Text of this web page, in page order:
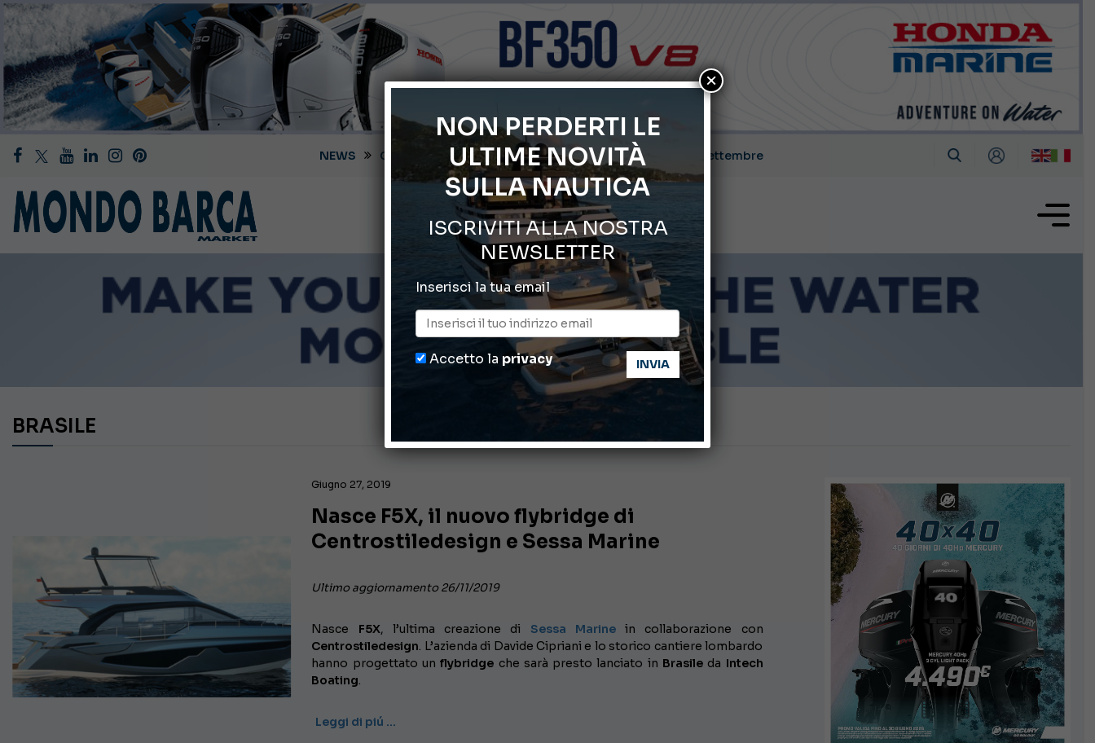
Cannes Yachting Festival 2026: tutte le novità attese a settembre
Montecristo Yachting, l’orologio per il diportista
Gommoni Callegari acquisisce Geniuss
66° Salone Nautico Internazionale di Genova
ABOFA 2026: la fiera del mare ad Aqaba
BRASILE
Giugno 27, 2019
Nasce F5X, il nuovo flybridge di
Centrostiledesign e Sessa Marine
Ultimo aggiornamento 26/11/2019
Nasce F5X, l’ultima creazione di Sessa Marinein collaborazione con
Centrostiledesign. L’azienda di Davide Cipriani e lo storico cantiere lombardo
hanno progettato unflybridge che sarà presto lanciato in Brasile da Intech
Boating.
Leggi di piú …
NON PERDERTI LE
ULTIME NOVITÀ
SULLA NAUTICA
ISCRIVITI ALLA NOSTRA
NEWSLETTER
Inserisci la tua email
Accetto la privacy
×